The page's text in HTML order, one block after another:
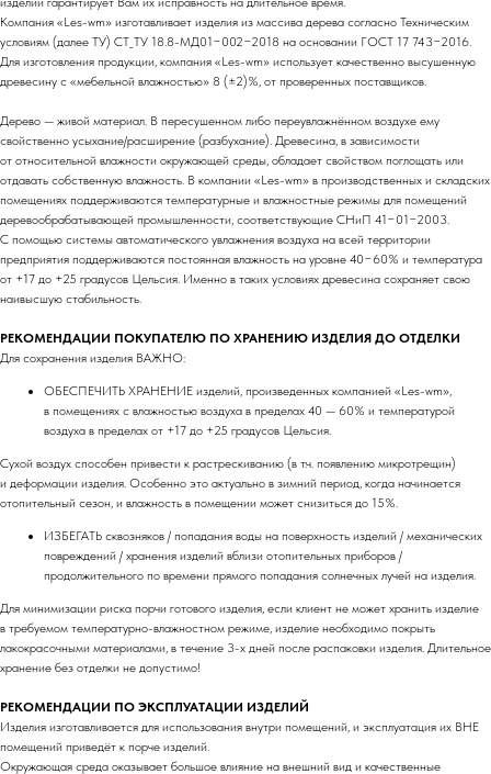
Компания «Les-wm» изготавливает изделия из массива дерева согласно Техническим
условиям (далее ТУ) СТ_ТУ 18.8-МД01−002−2018 на основании ГОСТ 17 743−2016.
Для изготовления продукции, компания «Les-wm» использует качественно высушенную
древесину с «мебельной влажностью» 8 (±2)%, от проверенных поставщиков.
Дерево — живой материал. В пересушенном либо переувлажнённом воздухе ему
свойственно усыхание/расширение (разбухание). Древесина, в зависимости
от относительной влажности окружающей среды, обладает свойством поглощать или
отдавать собственную влажность. В компании «Les-wm» в производственных и складских
помещениях поддерживаются температурные и влажностные режимы для помещений
деревообрабатывающей промышленности, соответствующие СНиП 41−01−2003.
С помощью системы автоматического увлажнения воздуха на всей территории
предприятия поддерживаются постоянная влажность на уровне 40−60% и температура
от +17 до +25 градусов Цельсия. Именно в таких условиях древесина сохраняет свою
наивысшую стабильность.
РЕКОМЕНДАЦИИ ПОКУПАТЕЛЮ ПО ХРАНЕНИЮ ИЗДЕЛИЯ ДО ОТДЕЛКИ
Для сохранения изделия ВАЖНО:
ОБЕСПЕЧИТЬ ХРАНЕНИЕ изделий, произведенных компанией «Les-wm»,
в помещениях с влажностью воздуха в пределах 40 — 60% и температурой
воздуха в пределах от +17 до +25 градусов Цельсия.
Сухой воздух способен привести к растрескиванию (в т.ч. появлению микротрещин)
и деформации изделия. Особенно это актуально в зимний период, когда начинается
отопительный сезон, и влажность в помещении может снизиться до 15%.
ИЗБЕГАТЬ сквозняков / попадания воды на поверхность изделий / механических
повреждений / хранения изделий вблизи отопительных приборов /
продолжительного по времени прямого попадания солнечных лучей на изделия.
Для минимизации риска порчи готового изделия, если клиент не может хранить изделие
в требуемом температурно-влажностном режиме, изделие необходимо покрыть
лакокрасочными материалами, в течение 3-х дней после распаковки изделия. Длительное
хранение без отделки не допустимо!
РЕКОМЕНДАЦИИ ПО ЭКСПЛУАТАЦИИ ИЗДЕЛИЙ
Изделия изготавливается для использования внутри помещений, и эксплуатация их ВНЕ
помещений приведёт к порче изделий.
Окружающая среда оказывает большое влияние на внешний вид и качественные
Мы на Оzon
Почему мы
FAQ
Ручки
Столики
Крючки
Стеллажи
Сотрудничество Документы
design by dsqhi